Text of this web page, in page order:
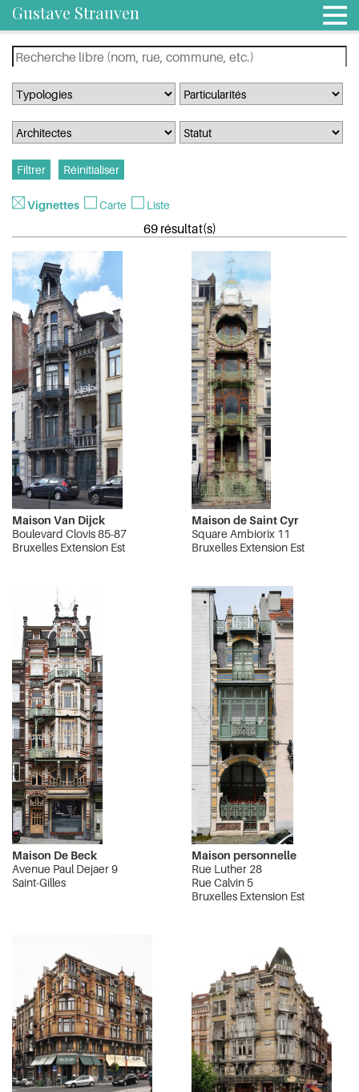
Gustave Strauven
Vignettes Carte Liste
69 résultat(s)
Maison Van Dijck
Boulevard Clovis 85-87
Bruxelles Extension Est
Maison de Saint Cyr
Square Ambiorix 11
Bruxelles Extension Est
Maison De Beck
Avenue Paul Dejaer 9
Saint-Gilles
Maison personnelle
Rue Luther 28
Rue Calvin 5
Bruxelles Extension Est